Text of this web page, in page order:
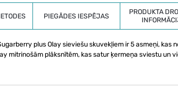
PIEGĀDES IESPĒJAS
PRODUKTA
plus Olay sieviešu skuvekļiem ir 5 asmeņi, kas
mitrinošām plāksnītēm, kas satur ķermeņa sviestu un